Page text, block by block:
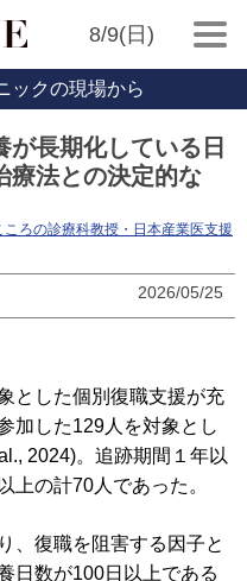
8/9(日)
ックの現場から
長期化している日
法との決定的な
ころの診療科教授・日本産業医支援
2026/05/25
とした個別復職支援が充
加した129人を対象とし
2024)。追跡期間１年以
上の計70人であった。
、復職を阻害する因子と
日数が100日以上である